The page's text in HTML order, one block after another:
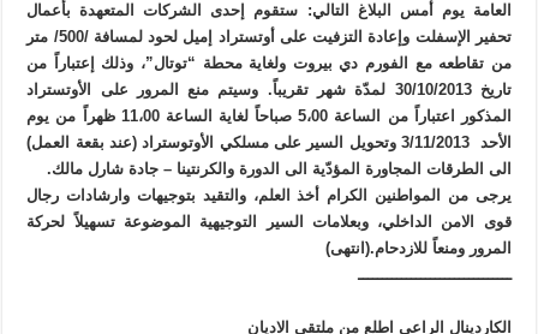
العامة يوم أمس البلاغ التالي: ستقوم إحدى الشركات المتعهدة بأعمال
تحفير الإسفلت وإعادة التزفيت على أوتستراد إميل لحود لمسافة /500/ متر
من تقاطعه مع الفورم دي بيروت ولغاية محطة “توتال”، وذلك إعتباراً من
تاريخ 30/10/2013 لمدّة شهر تقريباً. وسيتم منع المرور على الأوتستراد
المذكور اعتباراً من الساعة 5،00 صباحاً لغاية الساعة 11،00 ظهراً من يوم
الأحد 3/11/2013 وتحويل السير على مسلكي الأوتوستراد (عند بقعة العمل)
الى الطرقات المجاورة المؤدّية الى الدورة والكرنتينا – جادة شارل مالك.
يرجى من المواطنين الكرام أخذ العلم، والتقيد بتوجيهات وارشادات رجال
قوى الامن الداخلي، وبعلامات السير التوجيهية الموضوعة تسهيلاً لحركة
المرور ومنعاً للازدحام.(انتهى)
ــــــــــــــــــــــــــــــــ
الكاردينال الراعي اطلع من ملتقى الاديان